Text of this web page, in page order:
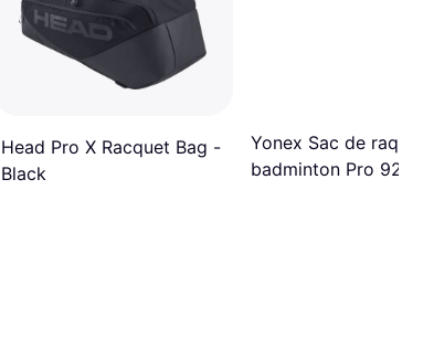
Head Pro X Racquet Bag -
Black
Yonex Sac de
badminton Pro 92426